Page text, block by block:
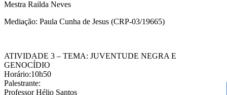
Mestra Railda Neves
Mediação: Paula Cunha de Jesus (CRP-03/19665)
ATIVIDADE 3 – TEMA: JUVENTUDE NEGRA E
GENOCÍDIO
Horário:10h50
Palestrante:
Professor Hélio Santos